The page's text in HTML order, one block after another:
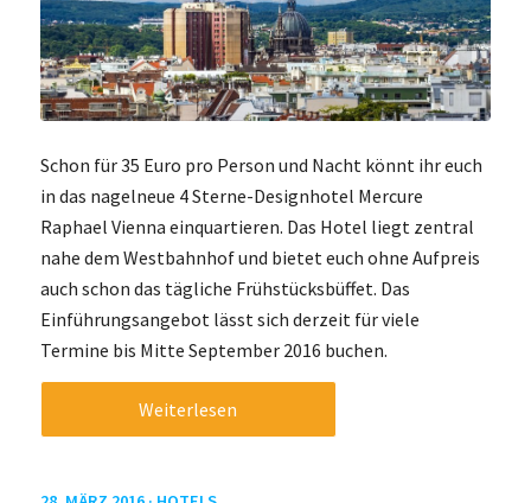
Schon für 35 Euro pro Person und Nacht könnt ihr euch
in das nagelneue 4 Sterne-Designhotel Mercure
Raphael Vienna einquartieren. Das Hotel liegt zentral
nahe dem Westbahnhof und bietet euch ohne Aufpreis
auch schon das tägliche Frühstücksbüffet. Das
Einführungsangebot lässt sich derzeit für viele
Termine bis Mitte September 2016 buchen.
Weiterlesen